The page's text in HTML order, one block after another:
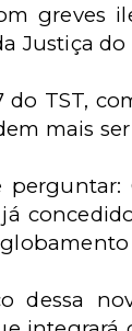
greves
Justiça
TST,
mais
dessa